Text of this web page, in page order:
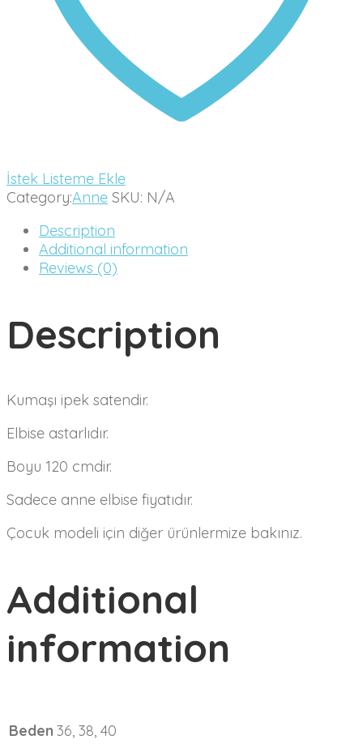
İstek Listeme Ekle
Category:Anne SKU: N/A
Description
Additional information
Reviews (0)
Description
Kumaşı ipek satendir.
Elbise astarlıdır.
Boyu 120 cmdir.
Sadece anne elbise fiyatıdır.
Çocuk modeli için diğer ürünlermize bakınız.
Additional
information
Beden 36, 38, 40